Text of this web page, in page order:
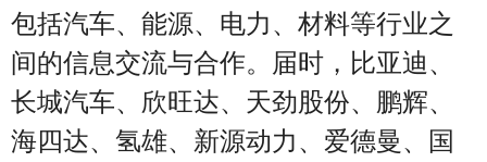
包括汽车、能源、电力、材料等行业之
间的信息交流与合作。届时，比亚迪、
长城汽车、欣旺达、天劲股份、鹏辉、
海四达、氢雄、新源动力、爱德曼、国